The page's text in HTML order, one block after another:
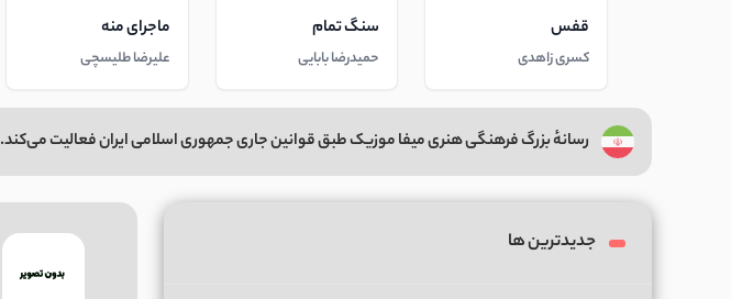
قفس
کسری زاهدی
سنگ تمام
حمیدرضا بابایی
ماجرای منه
علیرضا طلیسچی
رسانهٔ بزرگ فرهنگی هنری میفا موزیک طبق قوانین جاری جمهوری اسلامی ایران فعالیت می‌کند.
جدیدترین ها